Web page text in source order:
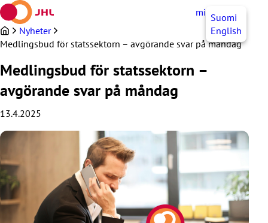
Hoppa
till
innehållet
mittJHL SV
Suomi
English
Nyheter
Medlingsbud för statssektorn – avgörande svar på måndag
Medlingsbud för statssektorn –
avgörande svar på måndag
13.4.2025